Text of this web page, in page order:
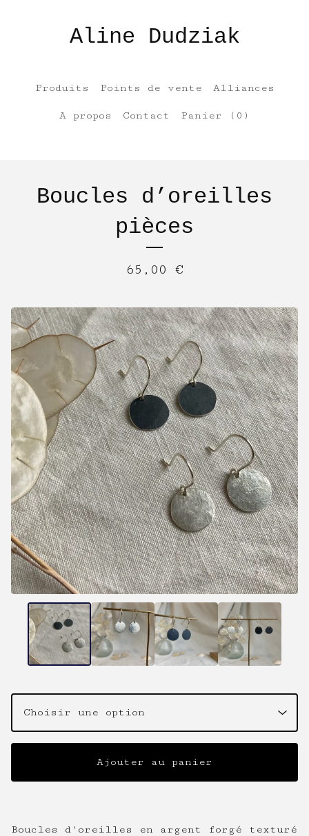
Aline Dudziak
Produits Points de vente Alliances
A propos Contact Panier ( 0 )
Boucles d’oreilles
pièces
65,00 €
Ajouter au panier
Boucles d'oreilles en argent forgé texturé